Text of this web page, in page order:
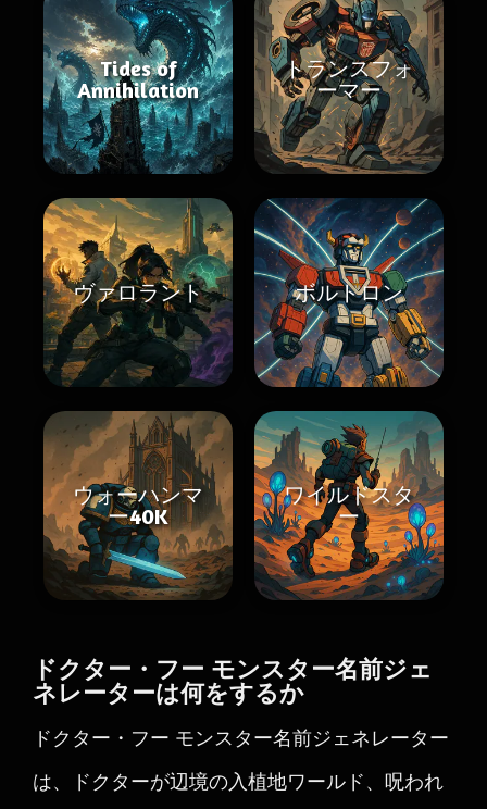
Tides of
Annihilation
トランスフォ
ーマー
ヴァロラント ボルトロン
ウォーハンマ
ー40K
ワイルドスタ
ー
ドクター・フー モンスター名前ジェ
ネレーターは何をするか
ドクター・フー モンスター名前ジェネレーター
は、ドクターが辺境の入植地ワールド、呪われ